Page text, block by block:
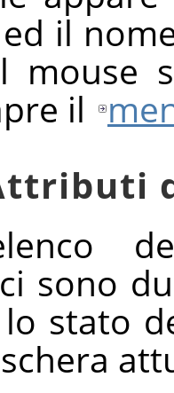
il
mouse
il
sono
stato